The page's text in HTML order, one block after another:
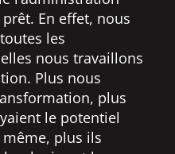
En effet, nous
les
nous travaillons
Plus nous
plus
le potentiel
plus ils